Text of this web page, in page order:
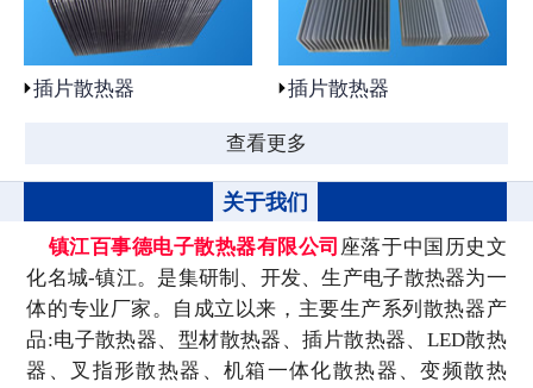
插片散热器 插片散热器
查看更多
关于我们
镇江百事德电子散热器有限公司 座落于中国历史文
化名城-镇江。是集研制、开发、生产电子散热器为一
体的专业厂家。自成立以来，主要生产系列散热器产
品:电子散热器、型材散热器、插片散热器、LED散热
器、叉指形散热器、机箱一体化散热器、变频散热